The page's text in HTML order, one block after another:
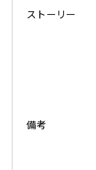
ストーリー
備考